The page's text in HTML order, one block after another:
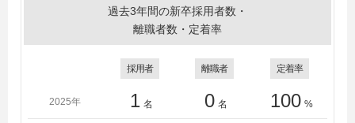
過去3年間の新卒採用者数・
離職者数・定着率
採用者 離職者 定着率
2025年 1 名 0 名 100 %